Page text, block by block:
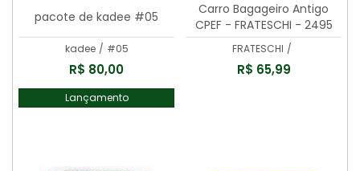
pacote de kadee #05
kadee / #05
R$ 80,00
Lançamento
Carro Bagageiro Antigo
CPEF - FRATESCHI - 2495
FRATESCHI /
R$ 65,99